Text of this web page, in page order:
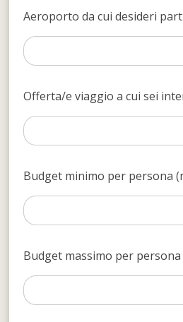
Aeroporto da cui desideri
Offerta/e viaggio a cui sei
Budget minimo per persona
Budget massimo per